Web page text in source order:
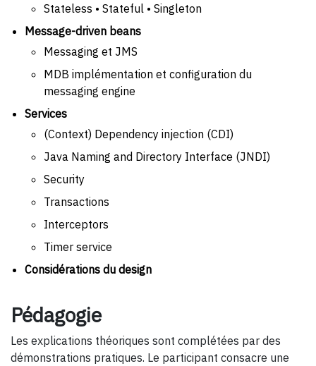
Stateless • Stateful • Singleton
Message-driven beans
Messaging et JMS
MDB implémentation et configuration du
messaging engine
Services
(Context) Dependency injection (CDI)
Java Naming and Directory Interface (JNDI)
Security
Transactions
Interceptors
Timer service
Considérations du design
Pédagogie
Les explications théoriques sont complétées par des
démonstrations pratiques. Le participant consacre une